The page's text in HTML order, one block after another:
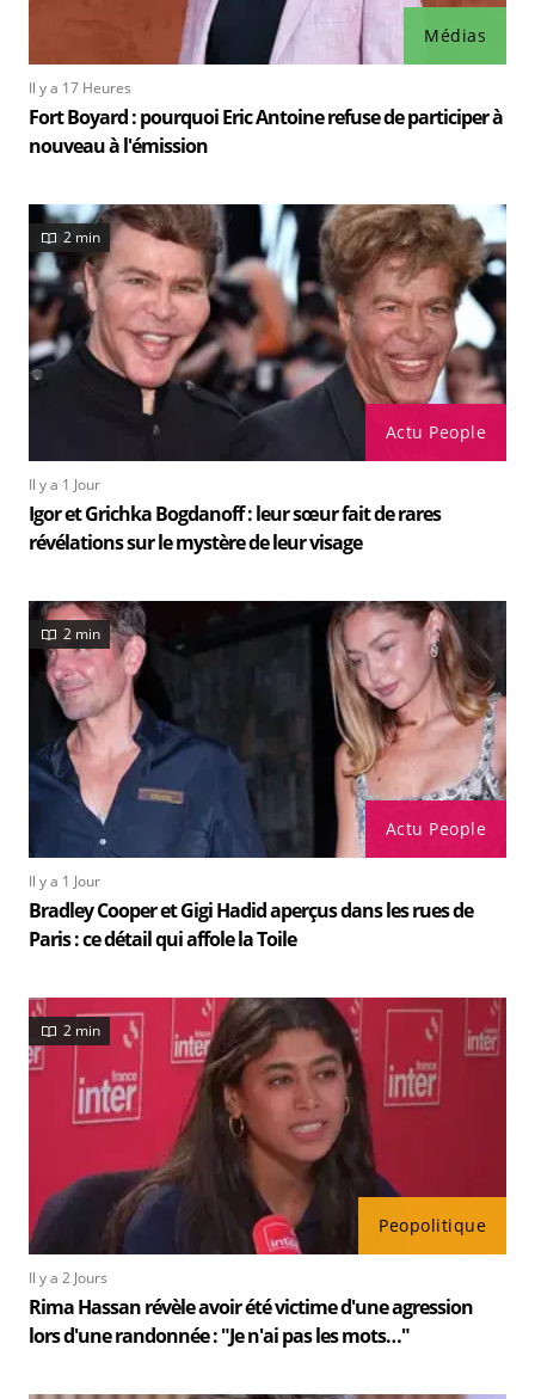
Médias
Il y a 17 Heures
Fort Boyard : pourquoi Eric Antoine refuse de participer à
nouveau à l'émission
Actu People
2 min
Il y a 1 Jour
Igor et Grichka Bogdanoff : leur sœur fait de rares
révélations sur le mystère de leur visage
Actu People
2 min
Il y a 1 Jour
Bradley Cooper et Gigi Hadid aperçus dans les rues de
Paris : ce détail qui affole la Toile
Peopolitique
2 min
Il y a 2 Jours
Rima Hassan révèle avoir été victime d'une agression
lors d'une randonnée : "Je n'ai pas les mots…"